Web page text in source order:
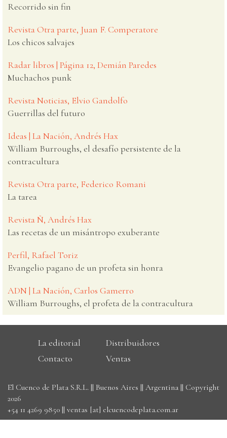
Recorrido sin fin
Revista Otra parte, Juan F. Comperatore
Los chicos salvajes
Radar libros | Página 12, Demián Paredes
Muchachos punk
Revista Noticias, Elvio Gandolfo
Guerrillas del futuro
Ideas | La Nación, Andrés Hax
William Burroughs, el desafío persistente de la
contracultura
Revista Otra parte, Federico Romani
La tarea
Revista Ñ, Andrés Hax
Las recetas de un misántropo exuberante
Perfil, Rafael Toriz
Evangelio pagano de un profeta sin honra
ADN | La Nación, Carlos Gamerro
William Burroughs, el profeta de la contracultura
La editorial
Distribuidores
Contacto
Ventas
El Cuenco de Plata S.R.L. || Buenos Aires || Argentina || Copyright
2026
+54 11 4269 9850 || ventas [at] elcuencodeplata.com.ar